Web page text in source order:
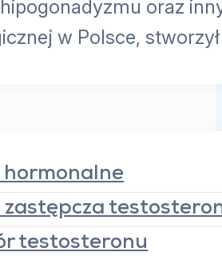
oraz
w Polsce,
hormonalne
zastępcza
testosteronu